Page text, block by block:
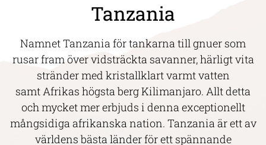
Tanzania
Namnet Tanzania för tankarna till gnuer som
rusar fram över vidsträckta savanner, härligt vita
stränder med kristallklart varmt vatten
samt Afrikas högsta berg Kilimanjaro. Allt detta
och mycket mer erbjuds i denna exceptionellt
mångsidiga afrikanska nation. Tanzania är ett av
världens bästa länder för ett spännande